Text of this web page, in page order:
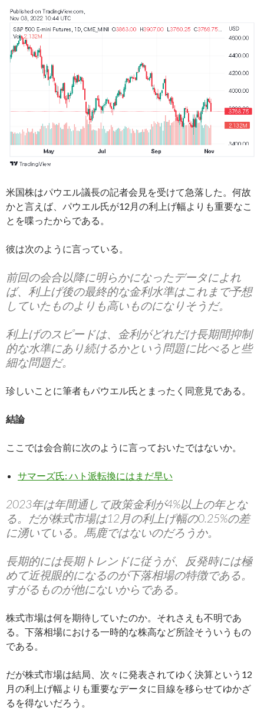
米国株はパウエル議長の記者会見を受けて急落した。何故
かと言えば、パウエル氏が12月の利上げ幅よりも重要なこ
とを喋ったからである。
彼は次のように言っている。
前回の会合以降に明らかになったデータによれ
ば、利上げ後の最終的な金利水準はこれまで予想
していたものよりも高いものになりそうだ。
利上げのスピードは、金利がどれだけ長期間抑制
的な水準にあり続けるかという問題に比べると些
細な問題だ。
珍しいことに筆者もパウエル氏とまったく同意見である。
結論
ここでは会合前に次のように言っておいたではないか。
サマーズ氏: ハト派転換にはまだ早い
2023年は年間通して政策金利が4%以上の年とな
る。だが株式市場は12月の利上げ幅の0.25%の差
に湧いている。馬鹿ではないのだろうか。
長期的には長期トレンドに従うが、反発時には極
めて近視眼的になるのが下落相場の特徴である。
すがるものが他にないからである。
株式市場は何を期待していたのか。それさえも不明であ
る。下落相場における一時的な株高など所詮そういうもの
である。
だが株式市場は結局、次々に発表されてゆく決算という12
月の利上げ幅よりも重要なデータに目線を移らせてゆかざ
るを得ないだろう。